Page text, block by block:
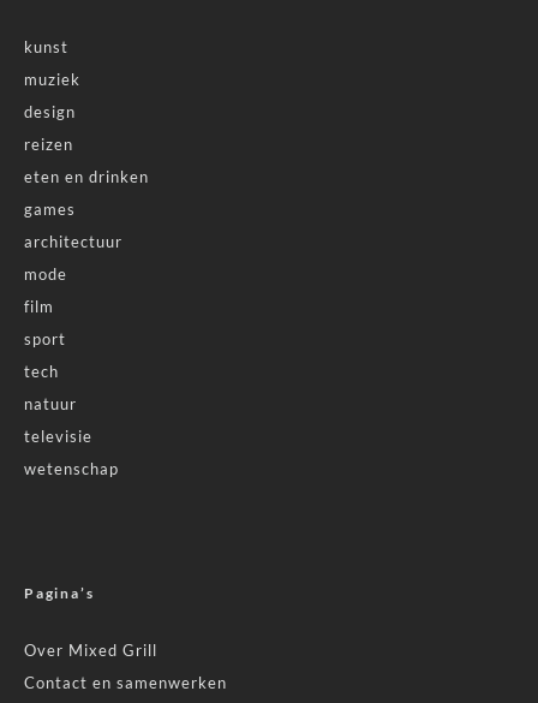
kunst
muziek
design
reizen
eten en drinken
games
architectuur
mode
film
sport
tech
natuur
televisie
wetenschap
Pagina’s
Over Mixed Grill
Contact en samenwerken